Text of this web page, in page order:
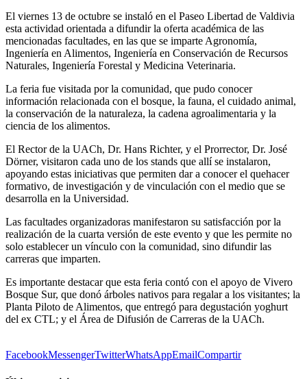
El viernes 13 de octubre se instaló en el Paseo Libertad de Valdivia
esta actividad orientada a difundir la oferta académica de las
mencionadas facultades, en las que se imparte Agronomía,
Ingeniería en Alimentos, Ingeniería en Conservación de Recursos
Naturales, Ingeniería Forestal y Medicina Veterinaria.
La feria fue visitada por la comunidad, que pudo conocer
información relacionada con el bosque, la fauna, el cuidado animal,
la conservación de la naturaleza, la cadena agroalimentaria y la
ciencia de los alimentos.
El Rector de la UACh, Dr. Hans Richter, y el Prorrector, Dr. José
Dörner, visitaron cada uno de los stands que allí se instalaron,
apoyando estas iniciativas que permiten dar a conocer el quehacer
formativo, de investigación y de vinculación con el medio que se
desarrolla en la Universidad.
Las facultades organizadoras manifestaron su satisfacción por la
realización de la cuarta versión de este evento y que les permite no
solo establecer un vínculo con la comunidad, sino difundir las
carreras que imparten.
Es importante destacar que esta feria contó con el apoyo de Vivero
Bosque Sur, que donó árboles nativos para regalar a los visitantes; la
Planta Piloto de Alimentos, que entregó para degustación yoghurt
del ex CTL; y el Área de Difusión de Carreras de la UACh.
FacebookMessengerTwitterWhatsAppEmailCompartir